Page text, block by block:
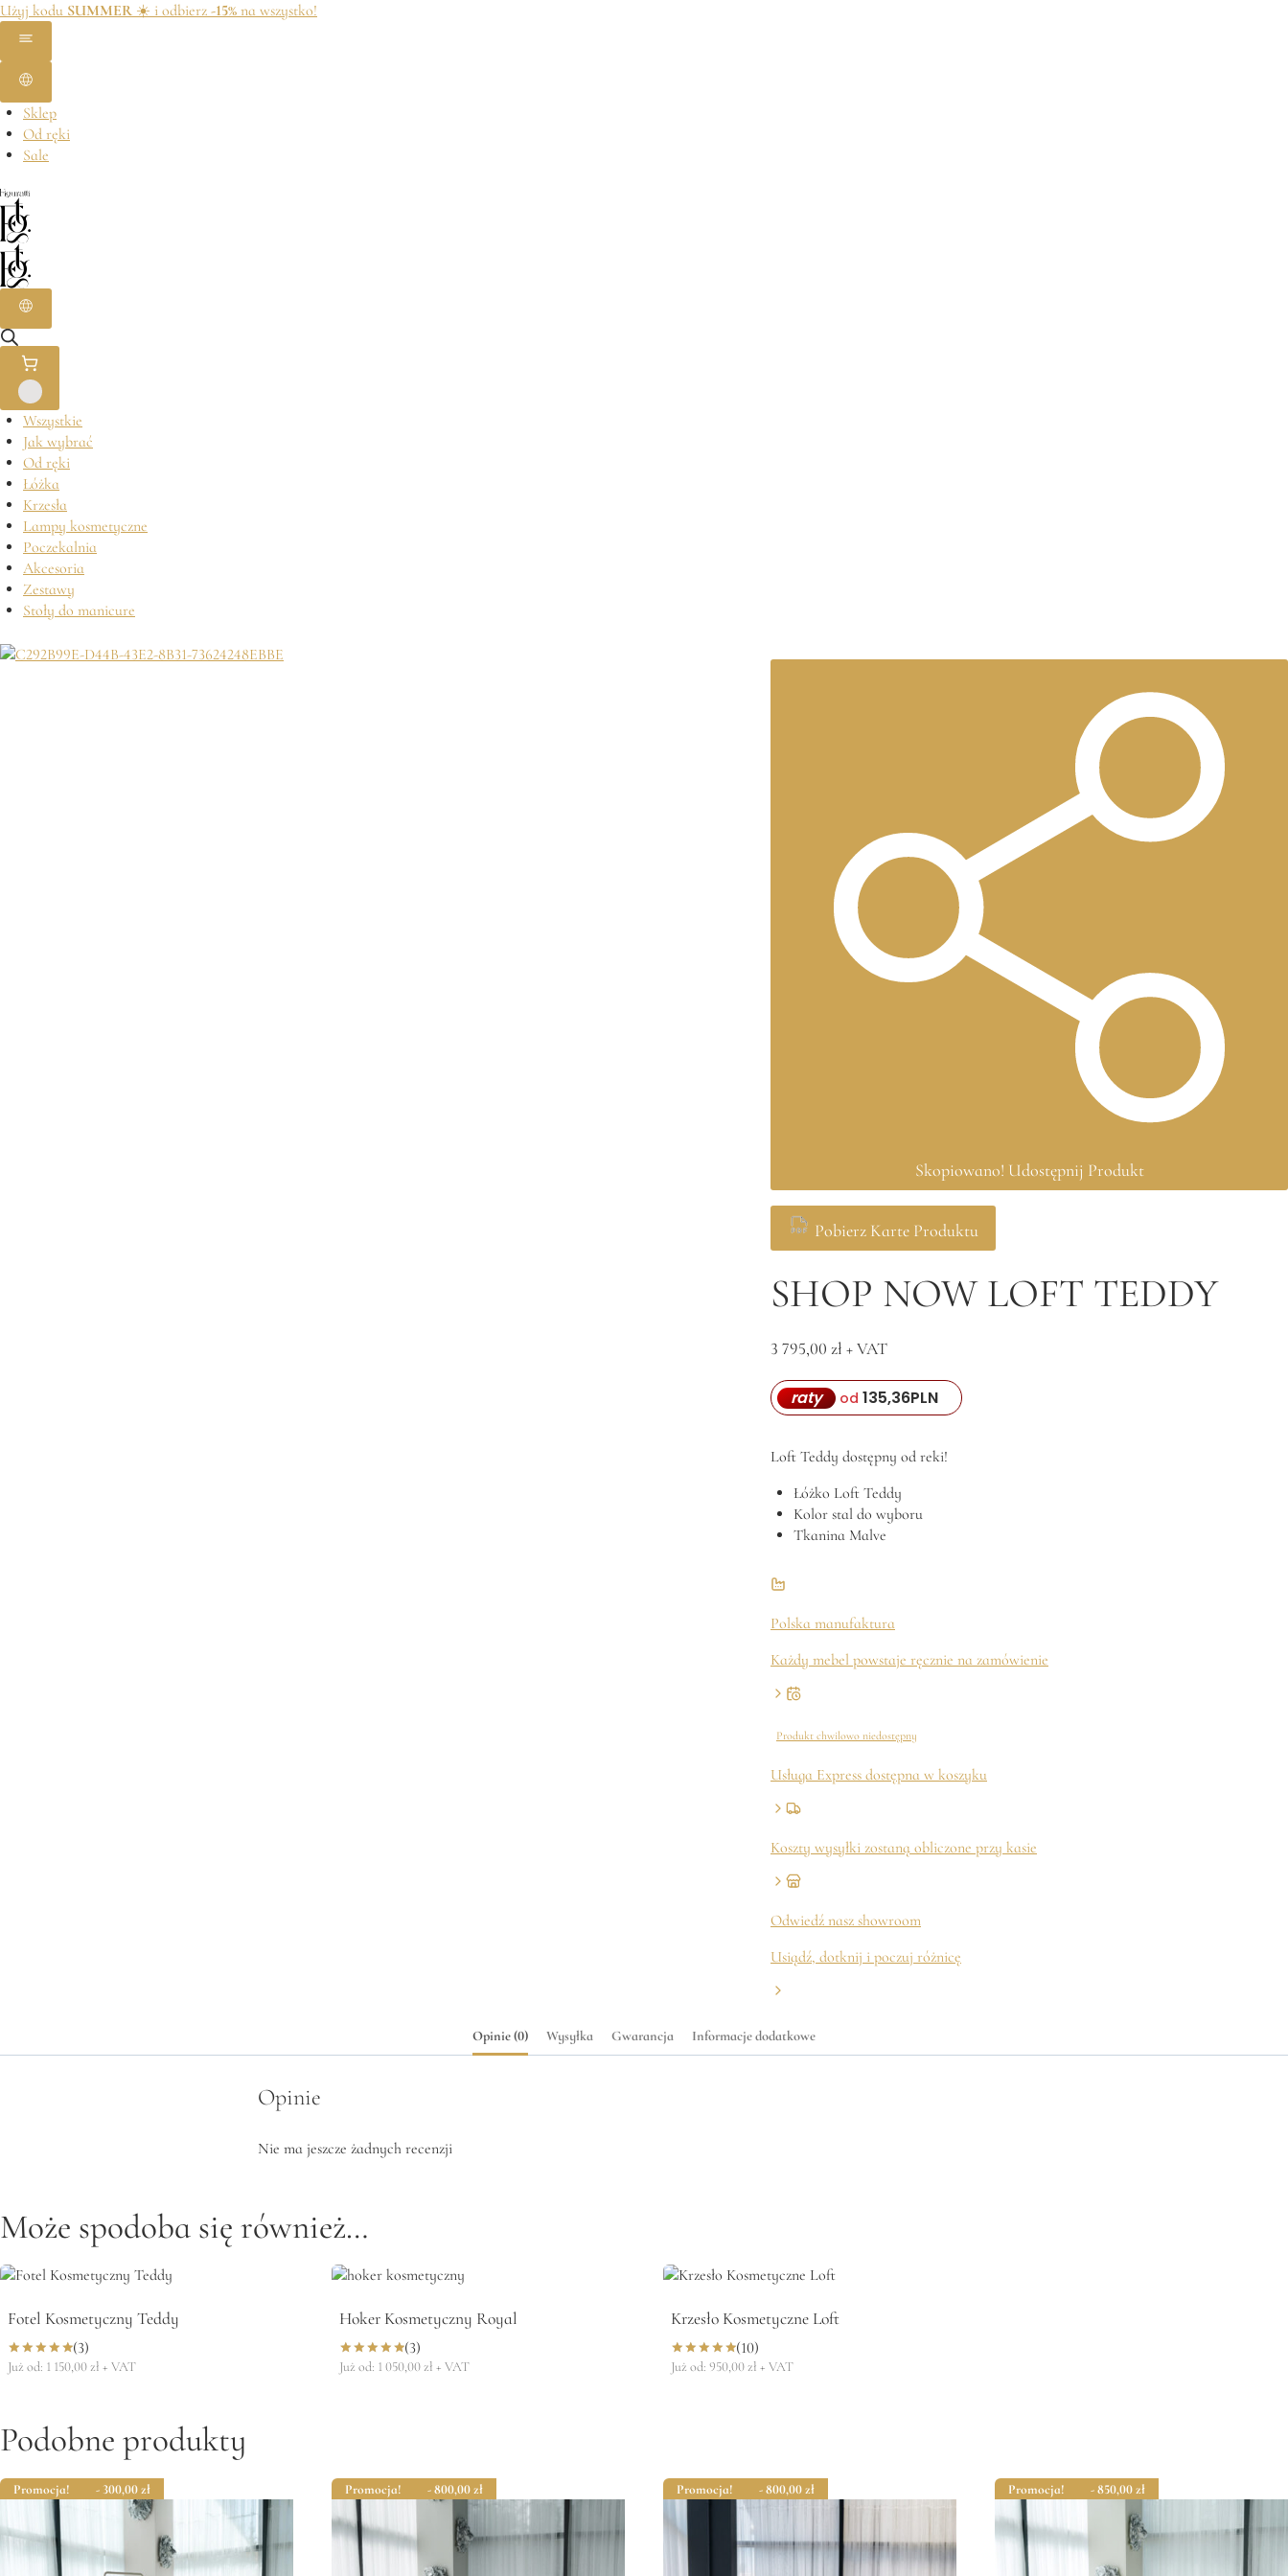
Użyj kodu SUMMER ☀️ i odbierz -15% na wszystko!
Sklep
Od ręki
Sale
Wszystkie
Jak wybrać
Od ręki
Łóżka
Krzesła
Lampy kosmetyczne
Poczekalnia
Akcesoria
Zestawy
Stoły do manicure
Skopiowano! Udostępnij Produkt
Pobierz Karte Produktu
SHOP NOW LOFT TEDDY
3 795,00 zł + VAT
raty od 135,36PLN
Loft Teddy dostępny od reki!
Łóżko Loft Teddy
Kolor stal do wyboru
Tkanina Malve
Polska manufaktura
Każdy mebel powstaje ręcznie na zamówienie
Produkt chwilowo niedostępny
Usługa Express dostępna w koszyku
Koszty wysyłki zostaną obliczone przy kasie
Odwiedź nasz showroom
Usiądź, dotknij i poczuj różnicę
Opinie (0) Wysyłka Gwarancja Informacje dodatkowe
Opinie
Nie ma jeszcze żadnych recenzji
Może spodoba się również…
Fotel Kosmetyczny Teddy
Oceniono
5.00
(3)
Już od: 1 150,00zł + VAT
Hoker Kosmetyczny Royal
Oceniono
5.00
(3)
Już od: 1 050,00zł + VAT
Krzesło Kosmetyczne Loft
Oceniono
5.00
(10)
Już od: 950,00zł + VAT
Podobne produkty
Promocja! - 300,00zł Promocja! - 800,00zł Promocja! - 800,00zł Promocja! - 850,00zł